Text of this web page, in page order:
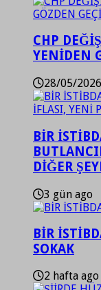
CHP
YENİDEN
28/05/2026
BİR
DİĞER
3 gün ago
BİR
SOKAK
2 hafta ago